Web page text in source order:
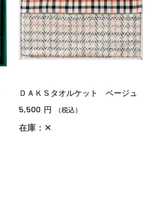
ＤＡＫＳタオルケット ベージュ
5,500 円 （税込）
在庫：✕